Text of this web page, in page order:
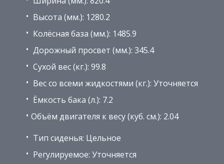
Высота (мм.): 1280.2
Колёсная база (мм.): 1485.9
Дорожный просвет (мм.): 345.4
Сухой вес (кг.): 99.8
Вес со всеми жидкостями (кг.): Уточняется
Ёмкость бака (л.): 7.2
Объём двигателя к весу (куб. см.): 2.04
Тип сиденья: Цельное
Регулируемое: Уточняется